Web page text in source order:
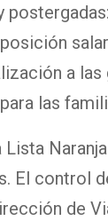
a
las
El control
de